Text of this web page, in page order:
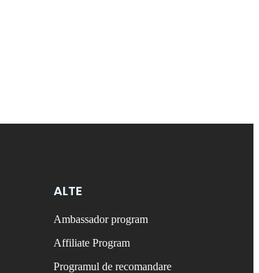
ALTE
Ambassador program
Affiliate Program
Programul de recomandare